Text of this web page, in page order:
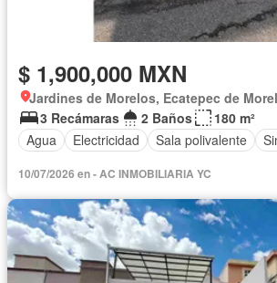
$ 1,900,000 MXN
Jardines de Morelos, Ecatepec de
3 Recámaras
2 Baños
180 m²
Agua
Electricidad Sala polivalente
10/07/2026 en - AC INMOBILIARIA YC